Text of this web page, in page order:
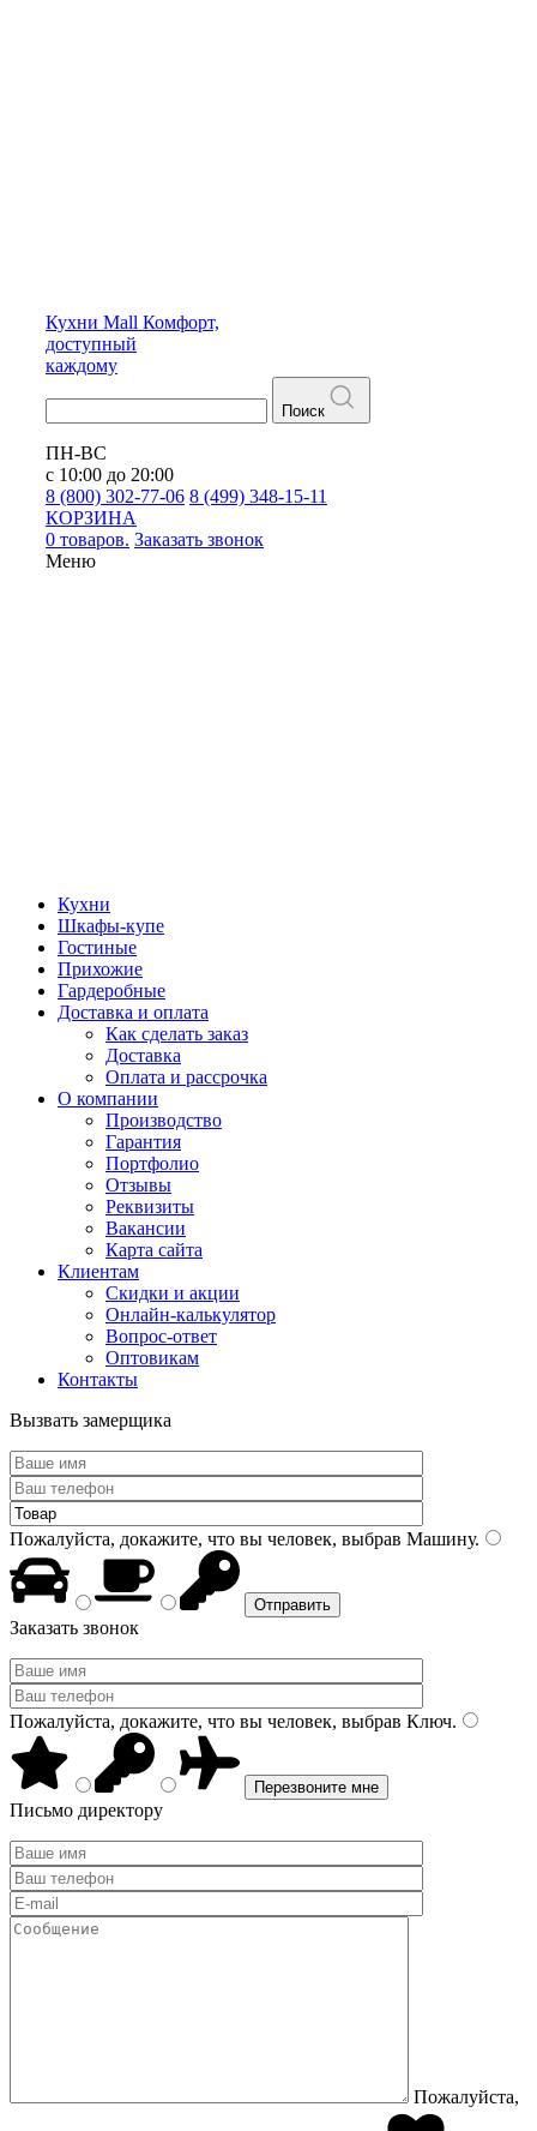
Кухни Mall Комфорт,
доступный
каждому
Поиск
ПН-ВС
с 10:00 до 20:00
8 (800) 302-77-06 8 (499) 348-15-11
КОРЗИНА
0 товаров. Заказать звонок
Меню
Кухни
Шкафы-купе
Гостиные
Прихожие
Гардеробные
Доставка и оплата
Как сделать заказ
Доставка
Оплата и рассрочка
О компании
Производство
Гарантия
Портфолио
Отзывы
Реквизиты
Вакансии
Карта сайта
Клиентам
Скидки и акции
Онлайн-калькулятор
Вопрос-ответ
Оптовикам
Контакты
Вызвать замерщика
Пожалуйста, докажите, что вы человек, выбрав Машину.
Заказать звонок
Пожалуйста, докажите, что вы человек, выбрав Ключ.
Письмо директору
Пожалуйста,